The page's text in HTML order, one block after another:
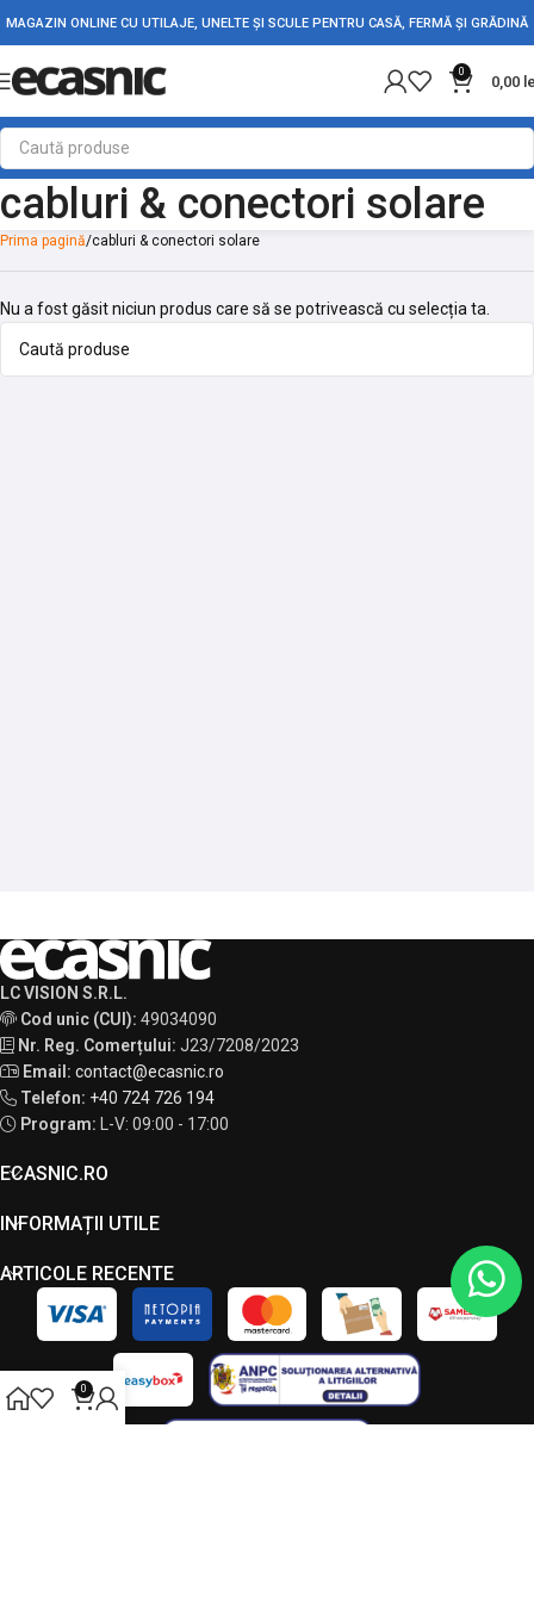
MAGAZIN ONLINE CU UTILAJE, UNELTE ȘI SCULE PENTRU CASĂ, FERMĂ ȘI GRĂDINĂ
0
0,00
cabluri & conectori solare
Prima pagină cabluri & conectori solare
Nu a fost găsit niciun produs care să se potrivească cu selecția ta.
LC VISION S.R.L.
Cod unic (CUI): 49034090
Nr. Reg. Comerțului: J23/7208/2023
Email: contact@ecasnic.ro
Telefon: +40 724 726 194
Program: L-V: 09:00 - 17:00
ECASNIC.RO
INFORMAȚII UTILE
ARTICOLE RECENTE
0